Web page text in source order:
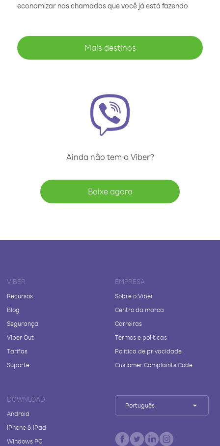
economizar nas chamadas que você já está fazendo
Mais destinos
Ainda não tem o Viber?
Baixe agora
VIBER
Recursos
Blog
Segurança
Viber Out
Tarifas
Suporte
EMPRESA
Sobre o Viber
Centro da marca
Carreiras
Termos e políticas
Política de privacidade
Customer Complaints Code
DOWNLOAD
Android
iPhone & iPad
Windows PC
Português